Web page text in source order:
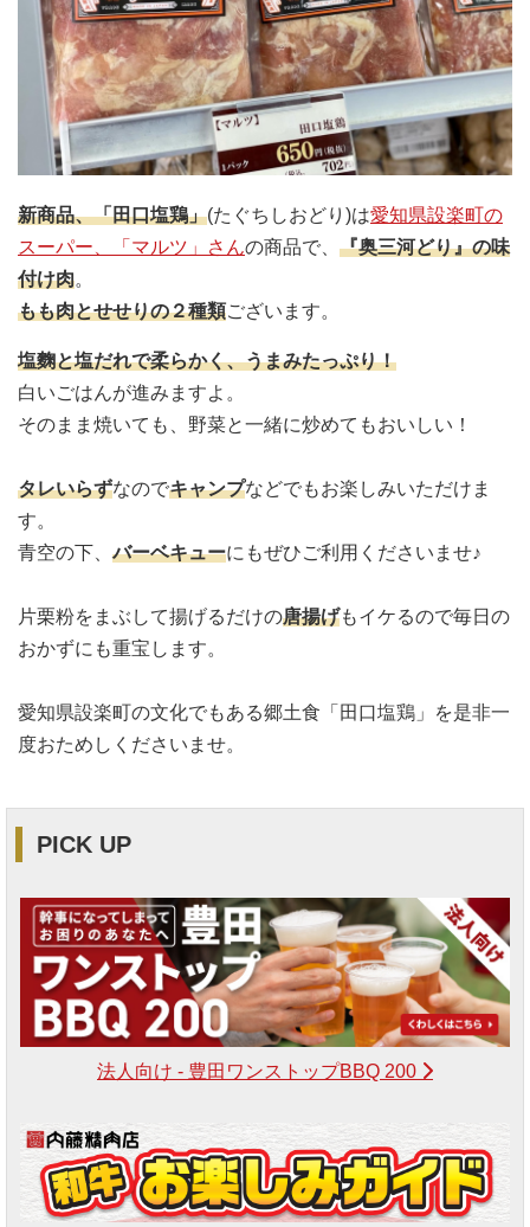
新商品、「田口塩鶏」(たぐちしおどり)は愛知県設楽町の
スーパー、「マルツ」さんの商品で、 『奥三河どり』の味
付け肉。
もも肉とせせりの２種類ございます。
塩麴と塩だれで柔らかく、うまみたっぷり！
白いごはんが進みますよ。
そのまま焼いても、野菜と一緒に炒めてもおいしい！
タレいらずなのでキャンプなどでもお楽しみいただけま
す。
青空の下、バーベキューにもぜひご利用くださいませ♪
片栗粉をまぶして揚げるだけの唐揚げもイケるので毎日の
おかずにも重宝します。
愛知県設楽町の文化でもある郷土食「田口塩鶏」を是非一
度おためしくださいませ。
PICK UP
法人向け - 豊田ワンストップBBQ 200